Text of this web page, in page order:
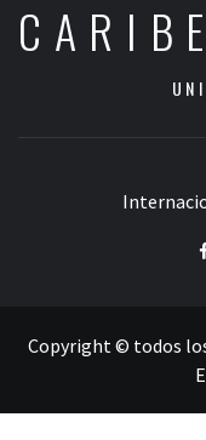
Copyright © todos